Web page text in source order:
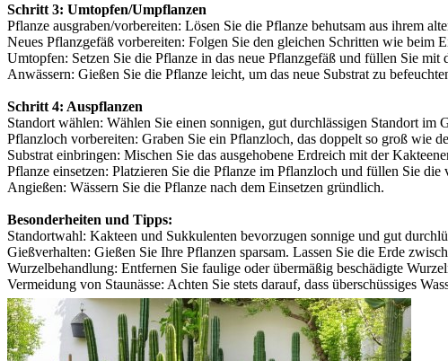
Schritt 3: Umtopfen/Umpflanzen
Pflanze ausgraben/vorbereiten: Lösen Sie die Pflanze behutsam aus ihrem
Neues Pflanzgefäß vorbereiten: Folgen Sie den gleichen Schritten wie
Umtopfen: Setzen Sie die Pflanze in das neue Pflanzgefäß und füllen Sie
Anwässern: Gießen Sie die Pflanze leicht, um das neue Substrat zu
Schritt 4: Auspflanzen
Standort wählen: Wählen Sie einen sonnigen, gut durchlässigen Standort im
Pflanzloch vorbereiten: Graben Sie ein Pflanzloch, das doppelt so groß wie
Substrat einbringen: Mischen Sie das ausgehobene Erdreich mit der
Pflanze einsetzen: Platzieren Sie die Pflanze im Pflanzloch und füllen Sie
Angießen: Wässern Sie die Pflanze nach dem Einsetzen gründlich.
Besonderheiten und Tipps:
Standortwahl: Kakteen und Sukkulenten bevorzugen sonnige und gut
Gießverhalten: Gießen Sie Ihre Pflanzen sparsam. Lassen Sie die Erde
Wurzelbehandlung: Entfernen Sie faulige oder übermäßig beschädigte
Vermeidung von Staunässe: Achten Sie stets darauf, dass überschüssiges